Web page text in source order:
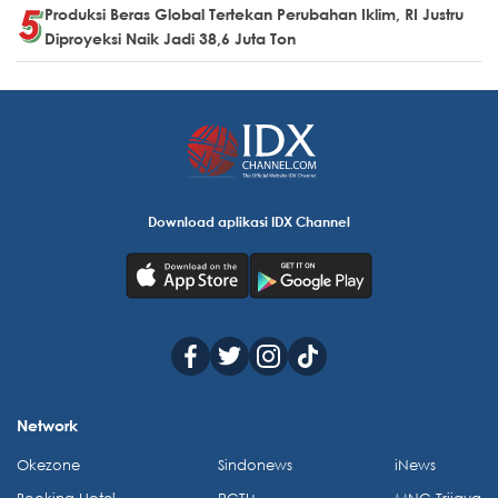
Produksi Beras Global Tertekan Perubahan Iklim, RI Justru
Diproyeksi Naik Jadi 38,6 Juta Ton
Download aplikasi IDX Channel
Network
Okezone
Sindonews
iNews